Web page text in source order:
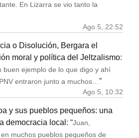
En Lizarra se vio tanto la
Ago 5, 22:52
o Disolución, Bergara el
moral y política del Jeltzalismo:
buen ejemplo de lo que digo y ahí
entraron junto a muchos… ”
Ago 5, 10:32
y sus pueblos pequeños: una
democracia local : “Juan,
muchos pueblos pequeños de